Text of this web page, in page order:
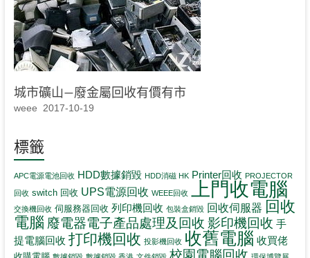
城市礦山—廢金屬回收有價有市
weee 2017-10-19
標籤
APC電源電池回收 HDD數據銷毀 HDD消磁 HK Printer回收 PROJECTOR
回收 switch 回收 UPS電源回收 WEEE回收 上門收電腦
交換機回收 伺服務器回收 列印機回收 包裝盒銷毀 回收伺服器 回收
電腦 廢電器電子產品處理及回收 影印機回收 手
提電腦回收 打印機回收 投影機回收 收舊電腦 收買佬
校園電腦回收